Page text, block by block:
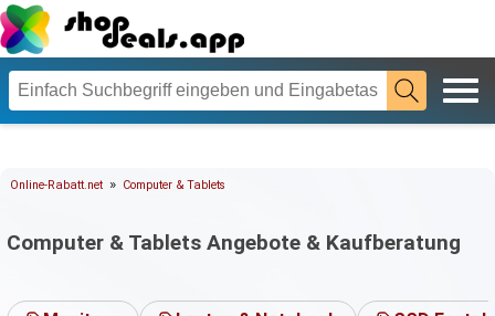
Online-Rabatt.net » Computer & Tablets
Computer & Tablets Angebote & Kaufberatung